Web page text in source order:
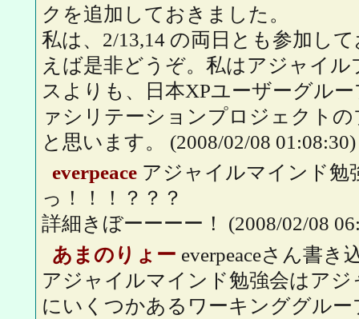
クを追加しておきました。
私は、2/13,14 の両日とも参加し
えば是非どうぞ。私はアジャイ
スよりも、日本XPユーザーグル
ァシリテーションプロジェクト
と思います。 (2008/02/08 01:08:30)
everpeaceアジャイルマインド勉
っ！！！？？？
詳細きぼーーーー！ (2008/02/08
あまのりょー everpeaceさん書
アジャイルマインド勉強会はア
にいくつかあるワーキンググル